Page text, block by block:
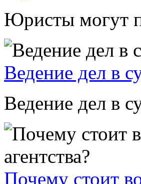
Юристы могут
Ведение дел в
Ведение дел в
Почему стоит